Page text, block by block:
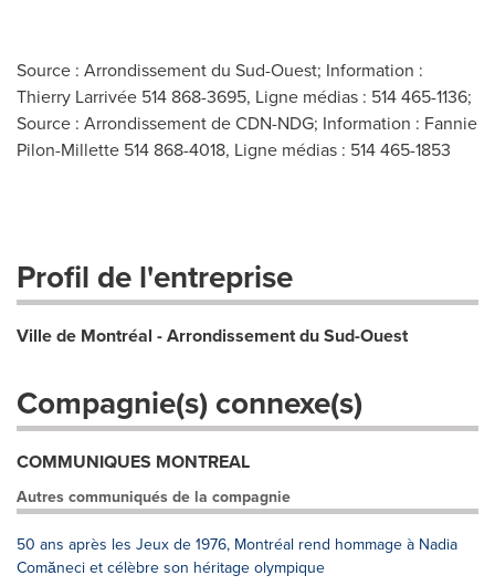
Source : Arrondissement du Sud-Ouest; Information :
Thierry Larrivée 514 868-3695, Ligne médias : 514 465-1136;
Source : Arrondissement de CDN-NDG; Information : Fannie
Pilon-Millette 514 868-4018, Ligne médias : 514 465-1853
Profil de l'entreprise
Ville de Montréal - Arrondissement du Sud-Ouest
Compagnie(s) connexe(s)
COMMUNIQUES MONTREAL
Autres communiqués de la compagnie
50 ans après les Jeux de 1976, Montréal rend hommage à Nadia
Comăneci et célèbre son héritage olympique